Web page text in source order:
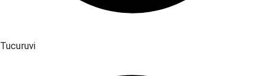
Tucuruvi